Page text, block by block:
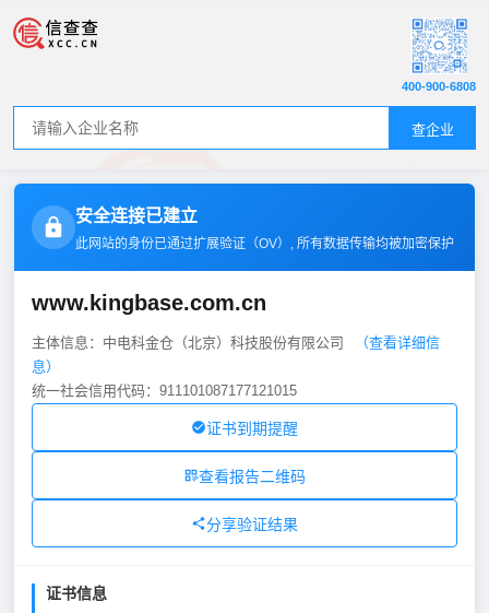
查企业
400-900-6808
安全连接已建立
此网站的身份已通过扩展验证（OV）, 所有数据传输均被加密保护
www.kingbase.com.cn
主体信息：中电科金仓（北京）科技股份有限公司
（查看详细信
息）
统一社会信用代码：911101087177121015
证书到期提醒
查看报告二维码
分享验证结果
证书信息